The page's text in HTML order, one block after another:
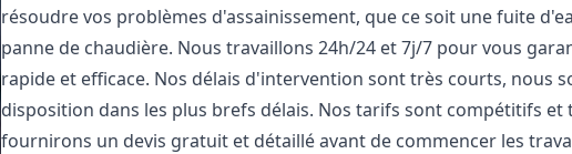
résoudre vos problèmes d'assainissement, que ce soit une fuite
panne de chaudière. Nous travaillons 24h/24 et 7j/7 pour vous
rapide et efficace. Nos délais d'intervention sont très courts, nous
disposition dans les plus brefs délais. Nos tarifs sont compétitifs et
fournirons un devis gratuit et détaillé avant de commencer les